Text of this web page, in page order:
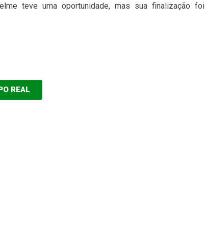
teve uma oportunidade, mas sua finalização foi
REAL